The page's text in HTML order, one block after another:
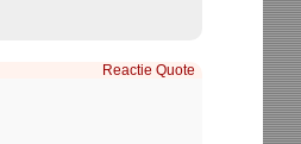
Reactie Quote